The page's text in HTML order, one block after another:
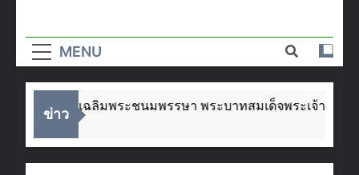
อาชีวศึกษา
นครสวรรค์
MENU
ข่าว
นโอกาสวันเฉลิมพระชนมพรรษา พระบาทสมเด็จพระเจ้าอยู่หัว